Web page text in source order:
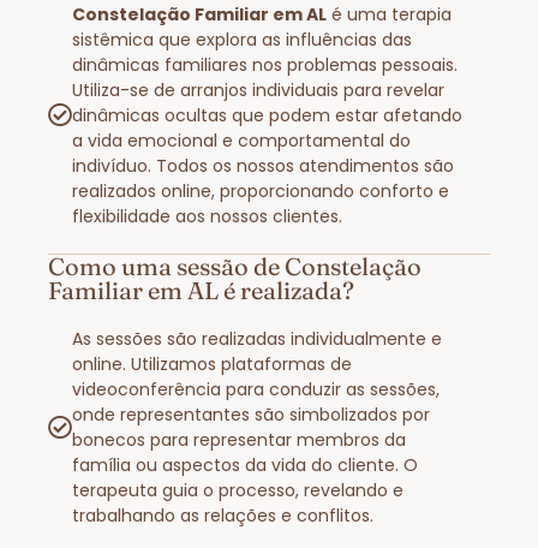
Constelação Familiar em AL é uma terapia
sistêmica que explora as influências das
dinâmicas familiares nos problemas pessoais.
Utiliza-se de arranjos individuais para revelar
dinâmicas ocultas que podem estar afetando
a vida emocional e comportamental do
indivíduo. Todos os nossos atendimentos são
realizados online, proporcionando conforto e
flexibilidade aos nossos clientes.
Como uma sessão de Constelação
Familiar em AL é realizada?
As sessões são realizadas individualmente e
online. Utilizamos plataformas de
videoconferência para conduzir as sessões,
onde representantes são simbolizados por
bonecos para representar membros da
família ou aspectos da vida do cliente. O
terapeuta guia o processo, revelando e
trabalhando as relações e conflitos.